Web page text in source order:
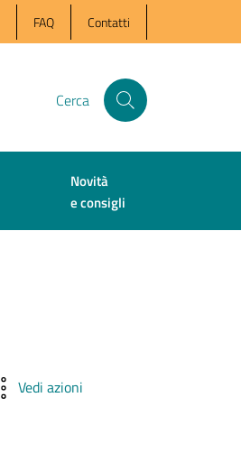
FAQ Contatti
Cerca
Novità
e consigli
Vedi azioni